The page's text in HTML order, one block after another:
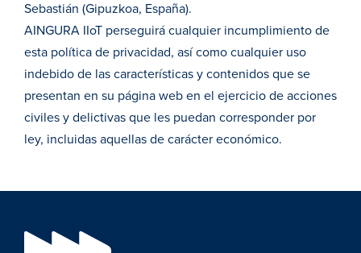
Sebastián (Gipuzkoa, España).
AINGURA IIoT perseguirá cualquier incumplimiento de
esta política de privacidad, así como cualquier uso
indebido de las características y contenidos que se
presentan en su página web en el ejercicio de acciones
civiles y delictivas que les puedan corresponder por
ley, incluidas aquellas de carácter económico.